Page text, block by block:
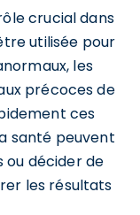
crucial dans
utilisée pour
les
précoces de
ces
santé peuvent
ou décider de
les résultats